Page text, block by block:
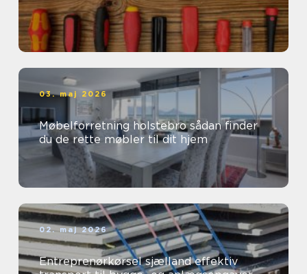
03. maj 2026
Møbelforretning holstebro sådan finder
du de rette møbler til dit hjem
02. maj 2026
Entreprenørkørsel sjælland effektiv